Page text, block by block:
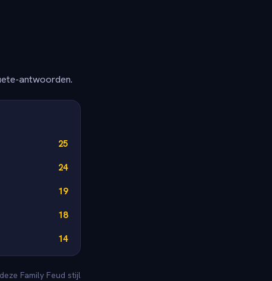
antwoorden.
25
24
19
18
14
Family Feud stijl